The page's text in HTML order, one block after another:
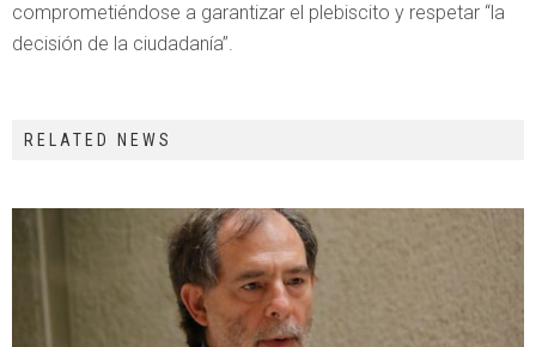
comprometiéndose a garantizar el plebiscito y respetar “la
decisión de la ciudadanía”.
RELATED NEWS